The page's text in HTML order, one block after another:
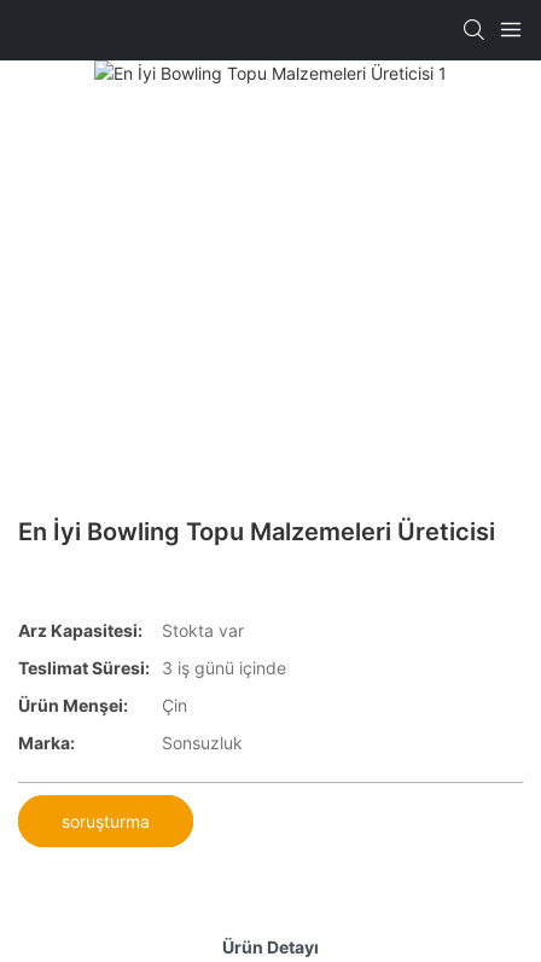
En İyi Bowling Topu Malzemeleri Üreticisi
Arz Kapasitesi:
Stokta var
Teslimat Süresi:
3 iş günü içinde
Ürün Menşei:
Çin
Marka:
Sonsuzluk
soruşturma
Ürün Detayı